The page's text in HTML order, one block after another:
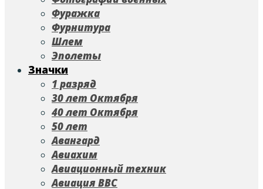
Фуражка
Фурнитура
Шлем
Эполеты
Значки
1 разряд
30 лет Октября
40 лет Октября
50 лет
Авангард
Авиахим
Авиационный техник
Авиация ВВС